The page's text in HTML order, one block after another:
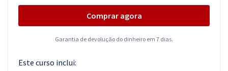
Comprar agora
Garantia de devolução do dinheiro em 7 dias.
Este curso inclui: